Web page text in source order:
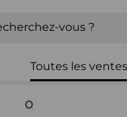
Toutes les ventes